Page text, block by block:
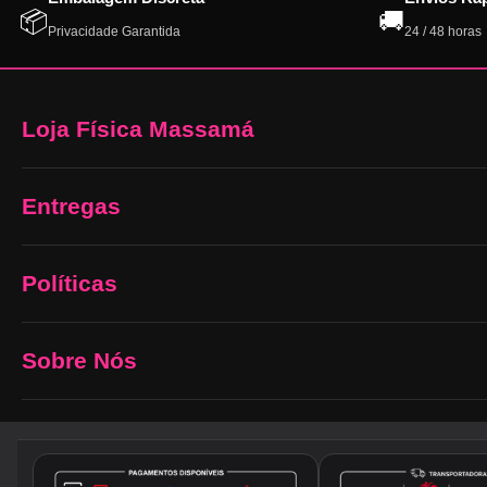
📦 Privacidade Garantida 🚚24 / 48 horas
Loja Física Massamá
Entregas
Políticas
Sobre Nós